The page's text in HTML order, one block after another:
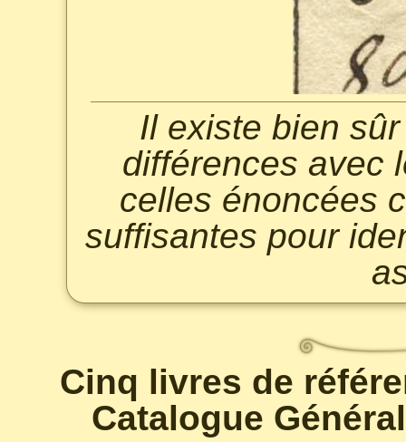
Il existe bien
différences avec
celles énoncées
suffisantes pour
Cinq livres de
Catalogue